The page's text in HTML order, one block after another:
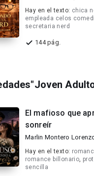
Hay en el texto: chica
empleada celos
secretaria nerd
144 pág.
El mafioso que
sonreír
Marlin Montero
Hay en el texto:
romance billonario,
sencilla